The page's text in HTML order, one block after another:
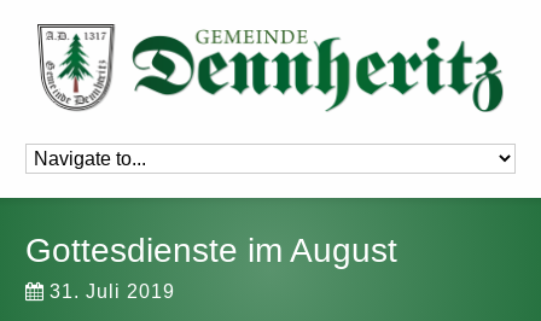
Gottesdienste im August
31. Juli 2019